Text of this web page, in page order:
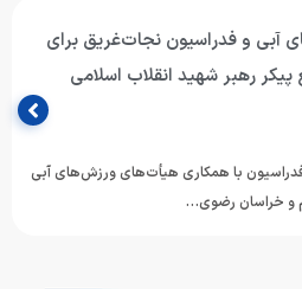
آبی و فدراسیون نجات‌غریق برای
رهبر شهید انقلاب اسلامی
با همکاری هیأت‌های ورزش‌های آبی
و خراسان رضوی…